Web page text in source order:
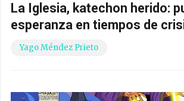
La Iglesia, katechon herido:
esperanza en tiempos de
Yago Méndez Prieto